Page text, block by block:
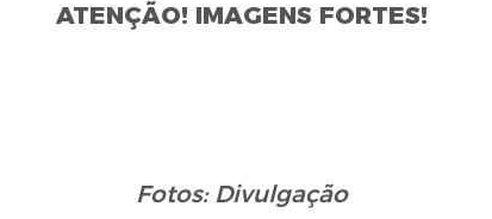
ATENÇÃO! IMAGENS FORTES!
Fotos: Divulgação